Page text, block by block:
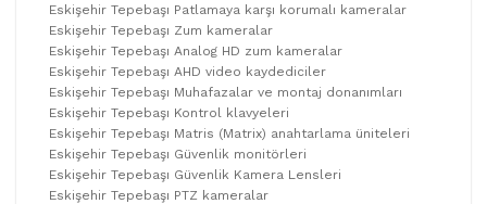
Eskişehir Tepebaşı Patlamaya karşı korumalı kameralar
Eskişehir Tepebaşı Zum kameralar
Eskişehir Tepebaşı Analog HD zum kameralar
Eskişehir Tepebaşı AHD video kaydediciler
Eskişehir Tepebaşı Muhafazalar ve montaj donanımları
Eskişehir Tepebaşı Kontrol klavyeleri
Eskişehir Tepebaşı Matris (Matrix) anahtarlama üniteleri
Eskişehir Tepebaşı Güvenlik monitörleri
Eskişehir Tepebaşı Güvenlik Kamera Lensleri
Eskişehir Tepebaşı PTZ kameralar